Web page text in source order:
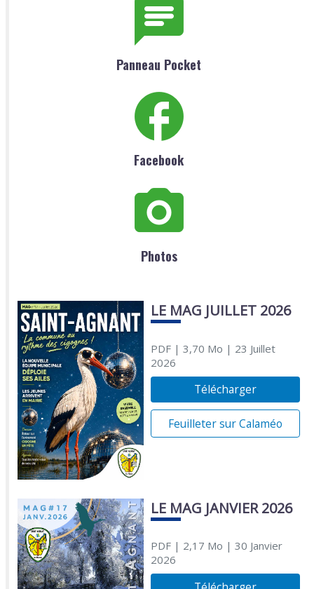
Panneau Pocket
Facebook
Photos
LE MAG JUILLET 2026
PDF| 3,70 Mo | 23 Juillet
2026
Télécharger
Feuilleter sur Calaméo
LE MAG JANVIER 2026
PDF| 2,17 Mo | 30 Janvier
2026